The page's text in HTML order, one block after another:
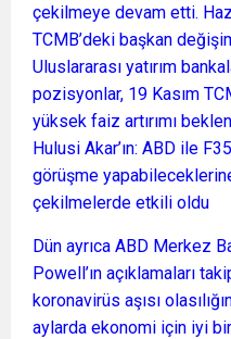
çekilmeye devam etti.
TCMB’deki başkan
Uluslararası yatırım
pozisyonlar, 19 Kasım
yüksek faiz artırımı
Hulusi Akar’ın: ABD ile
görüşme
çekilmelerde etkili oldu
Dün ayrıca ABD Merkez
Powell’ın açıklamaları
koronavirüs aşısı
aylarda ekonomi için iyi